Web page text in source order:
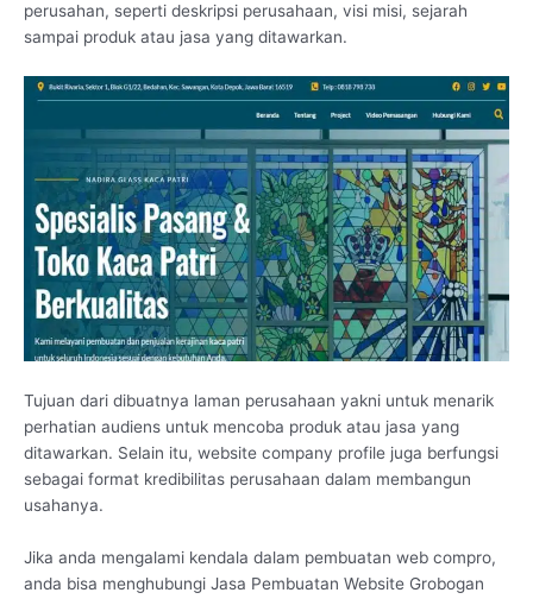
perusahan, seperti deskripsi perusahaan, visi misi, sejarah
sampai produk atau jasa yang ditawarkan.
Tujuan dari dibuatnya laman perusahaan yakni untuk menarik
perhatian audiens untuk mencoba produk atau jasa yang
ditawarkan. Selain itu, website company profile juga berfungsi
sebagai format kredibilitas perusahaan dalam membangun
usahanya.
Jika anda mengalami kendala dalam pembuatan web compro,
anda bisa menghubungi Jasa Pembuatan Website Grobogan